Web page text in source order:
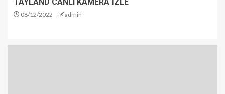
08/12/2022 admin